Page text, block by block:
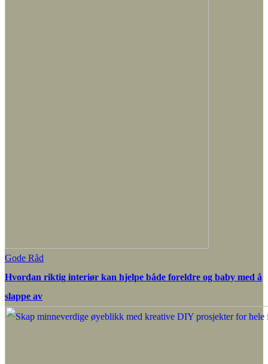
Gode Råd
Hvordan riktig interiør kan hjelpe både foreldre og baby med å
slappe av